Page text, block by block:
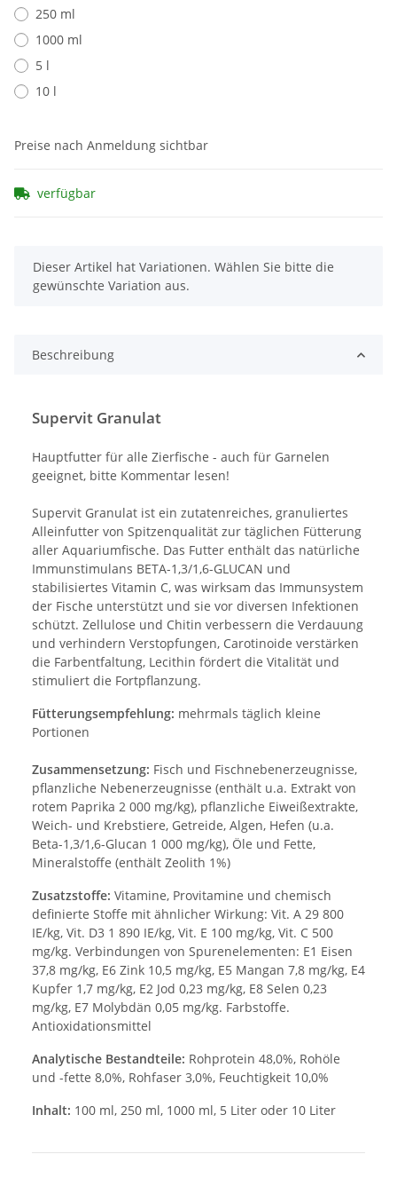
250 ml
1000 ml
5 l
10 l
Preise nach Anmeldung sichtbar
verfügbar
x
Dieser Artikel hat Variationen. Wählen Sie bitte die
gewünschte Variation aus.
Beschreibung
Supervit Granulat
Hauptfutter für alle Zierfische - auch für Garnelen
geeignet, bitte Kommentar lesen!
Supervit Granulat ist ein zutatenreiches, granuliertes
Alleinfutter von Spitzenqualität zur täglichen Fütterung
aller Aquariumfische. Das Futter enthält das natürliche
Immunstimulans BETA-1,3/1,6-GLUCAN und
stabilisiertes Vitamin C, was wirksam das Immunsystem
der Fische unterstützt und sie vor diversen Infektionen
schützt. Zellulose und Chitin verbessern die Verdauung
und verhindern Verstopfungen, Carotinoide verstärken
die Farbentfaltung, Lecithin fördert die Vitalität und
stimuliert die Fortpflanzung.
Fütterungsempfehlung: mehrmals täglich kleine
Portionen
Zusammensetzung: Fisch und Fischnebenerzeugnisse,
pflanzliche Nebenerzeugnisse (enthält u.a. Extrakt von
rotem Paprika 2 000 mg/kg), pflanzliche Eiweißextrakte,
Weich- und Krebstiere, Getreide, Algen, Hefen (u.a.
Beta-1,3/1,6-Glucan 1 000 mg/kg), Öle und Fette,
Mineralstoffe (enthält Zeolith 1%)
Zusatzstoffe: Vitamine, Provitamine und chemisch
definierte Stoffe mit ähnlicher Wirkung: Vit. A 29 800
IE/kg, Vit. D3 1 890 IE/kg, Vit. E 100 mg/kg, Vit. C 500
mg/kg. Verbindungen von Spurenelementen: E1 Eisen
37,8 mg/kg, E6 Zink 10,5 mg/kg, E5 Mangan 7,8 mg/kg, E4
Kupfer 1,7 mg/kg, E2 Jod 0,23 mg/kg, E8 Selen 0,23
mg/kg, E7 Molybdän 0,05 mg/kg. Farbstoffe.
Antioxidationsmittel
Analytische Bestandteile: Rohprotein 48,0%, Rohöle
und -fette 8,0%, Rohfaser 3,0%, Feuchtigkeit 10,0%
Inhalt: 100 ml, 250 ml, 1000 ml, 5 Liter oder 10 Liter